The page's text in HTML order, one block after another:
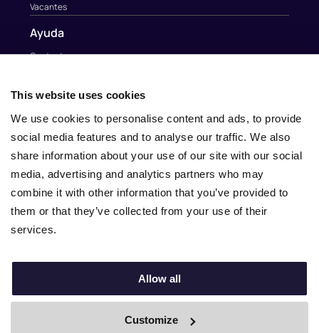
This website uses cookies
We use cookies to personalise content and ads, to provide
social media features and to analyse our traffic. We also
share information about your use of our site with our social
media, advertising and analytics partners who may
combine it with other information that you’ve provided to
them or that they’ve collected from your use of their
services.
Allow all
Customize
Vacantes
Ayuda
Contacto
info@nina.care
General Terms and Conditions